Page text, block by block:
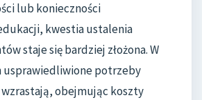
lub konieczności
kwestia ustalenia
staje się bardziej złożona. W
usprawiedliwione potrzeby
obejmując koszty